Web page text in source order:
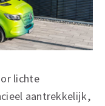
lichte
aantrekkelijk,